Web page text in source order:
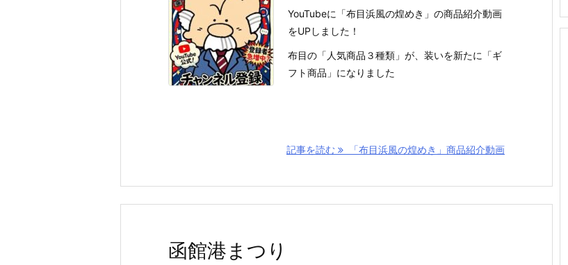
YouTubeに「布目浜風の煌めき」の商品紹介動画
をUPしました！
布目の「人気商品３種類」が、装いを新たに「ギ
フト商品」になりました
記事を読む 「布目浜風の煌めき」商品紹介動画
函館港まつり